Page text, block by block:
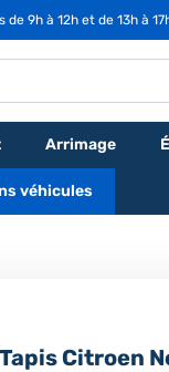
9h à 12h et de 13h à
Arrimage
véhicules
Tapis Citroen